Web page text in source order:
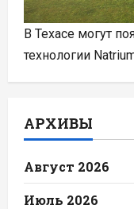
В Техасе могут
технологии
АРХИВЫ
Август 2026
Июль 2026